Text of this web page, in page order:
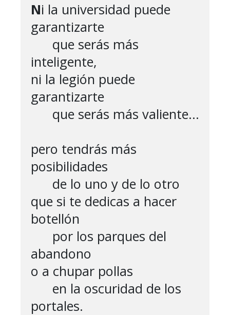
Ni la universidad puede
garantizarte
que serás más
inteligente,
ni la legión puede
garantizarte
que serás más valiente…
pero tendrás más
posibilidades
de lo uno y de lo otro
que si te dedicas a hacer
botellón
por los parques del
abandono
o a chupar pollas
en la oscuridad de los
portales.